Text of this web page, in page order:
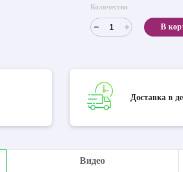
Количество
В
Доставка в
Видео